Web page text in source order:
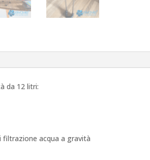
da 12 litri:
acqua a gravità